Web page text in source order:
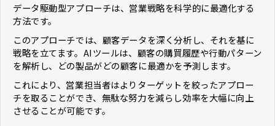
データ駆動型アプローチは、営業戦略を科学的に最適化する
方法です。
このアプローチでは、顧客データを深く分析し、それを基に
戦略を立てます。AIツールは、顧客の購買履歴や行動パターン
を解析し、どの製品がどの顧客に最適かを予測します。
これにより、営業担当者はよりターゲットを絞ったアプロー
チを取ることができ、無駄な努力を減らし効率を大幅に向上
させることが可能です。